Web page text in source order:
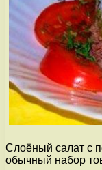
Слоёный салат с
обычный набор